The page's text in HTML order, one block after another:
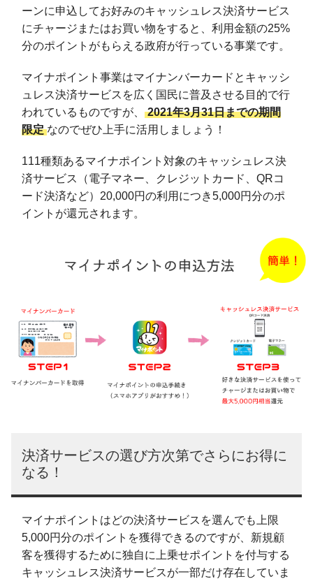
ーンに申込してお好みのキャッシュレス決済サービス
にチャージまたはお買い物をすると、利用金額の25%
分のポイントがもらえる政府が行っている事業です。
マイナポイント事業はマイナンバーカードとキャッシ
ュレス決済サービスを広く国民に普及させる目的で行
われているものですが、 2021年3月31日までの期間
限定 なのでぜひ上手に活用しましょう！
111種類あるマイナポイント対象のキャッシュレス決
済サービス（電子マネー、クレジットカード、QRコ
ード決済など）20,000円の利用につき5,000円分のポ
イントが還元されます。
決済サービスの選び方次第でさらにお得に
なる！
マイナポイントはどの決済サービスを選んでも上限
5,000円分のポイントを獲得できるのですが、新規顧
客を獲得するために独自に上乗せポイントを付与する
キャッシュレス決済サービスが一部だけ存在していま